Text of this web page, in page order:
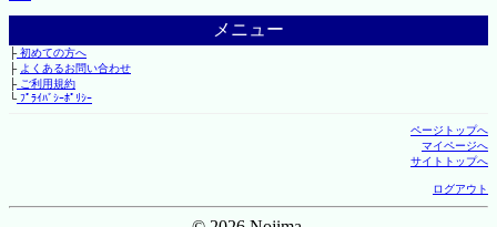
メニュー
├初めての方へ
├ よくあるお問い合わせ
├ご利用規約
└ﾌﾟﾗｲﾊﾞｼｰﾎﾟﾘｼｰ
ページトップへ
マイページへ
サイトトップへ
ログアウト